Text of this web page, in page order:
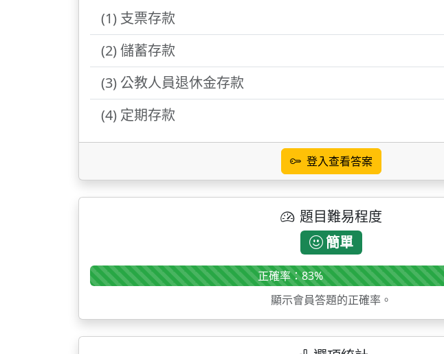
(1) 支票存款
(2) 儲蓄存款
(3) 公教人員退休金存款
(4) 定期存款
登入查看答案
題目難易程度
簡單
正確率：83%
顯示會員答題的正確率。